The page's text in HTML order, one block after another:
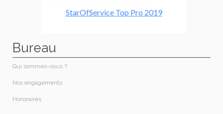
Bureau
Qui sommes-nous ?
Nos engagements
Honoraires​